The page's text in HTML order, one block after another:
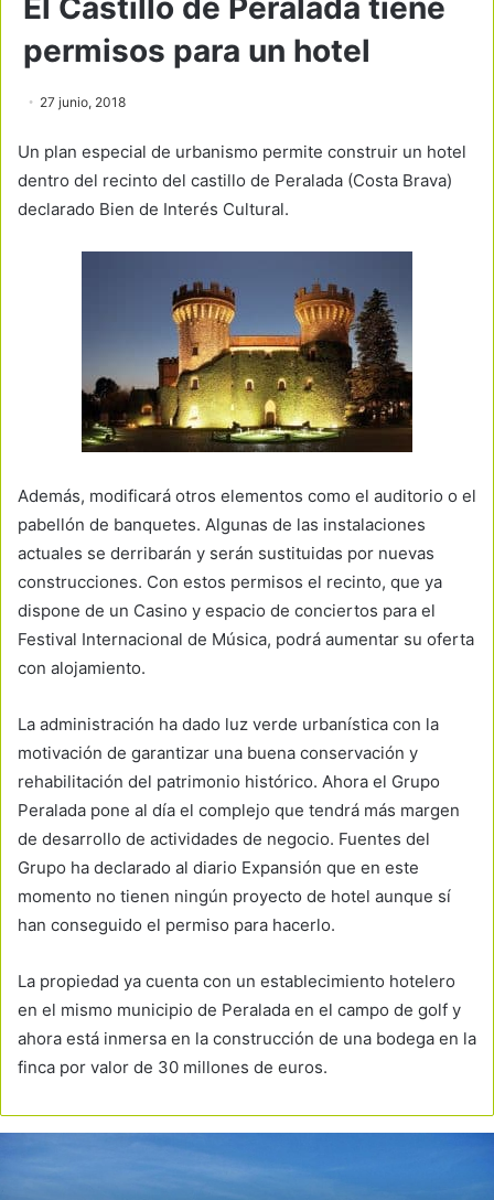
El Castillo de Peralada tiene
permisos para un hotel
27 junio, 2018
Un plan especial de urbanismo permite construir un hotel
dentro del recinto del castillo de Peralada (Costa Brava)
declarado Bien de Interés Cultural.
Además, modificará otros elementos como el auditorio o el
pabellón de banquetes. Algunas de las instalaciones
actuales se derribarán y serán sustituidas por nuevas
construcciones. Con estos permisos el recinto, que ya
dispone de un Casino y espacio de conciertos para el
Festival Internacional de Música, podrá aumentar su oferta
con alojamiento.
La administración ha dado luz verde urbanística con la
motivación de garantizar una buena conservación y
rehabilitación del patrimonio histórico. Ahora el Grupo
Peralada pone al día el complejo que tendrá más margen
de desarrollo de actividades de negocio. Fuentes del
Grupo ha declarado al diario Expansión que en este
momento no tienen ningún proyecto de hotel aunque sí
han conseguido el permiso para hacerlo.
La propiedad ya cuenta con un establecimiento hotelero
en el mismo municipio de Peralada en el campo de golf y
ahora está inmersa en la construcción de una bodega en la
finca por valor de 30 millones de euros.